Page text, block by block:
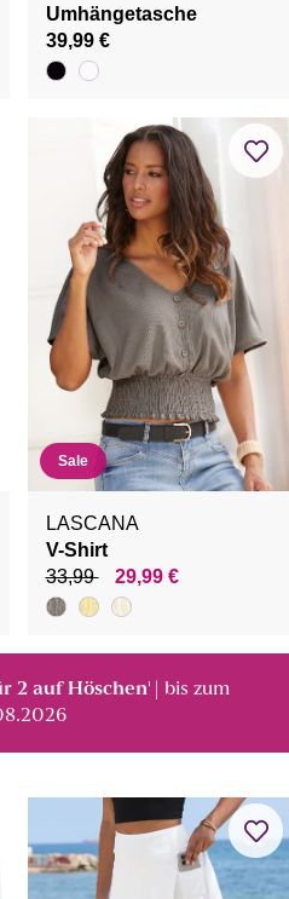
Umhängetasche
39,99 €
Sale
LASCANA
V-Shirt
33,99
29,99 €
2 auf Höschen¹
| bis zum